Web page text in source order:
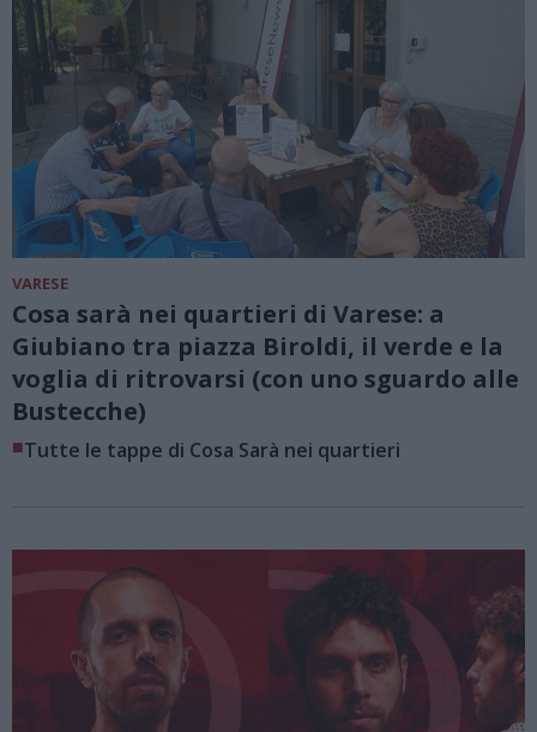
VARESE
Cosa sarà nei quartieri di Varese: a
Giubiano tra piazza Biroldi, il verde e la
voglia di ritrovarsi (con uno sguardo alle
Bustecche)
■Tutte le tappe di Cosa Sarà nei quartieri